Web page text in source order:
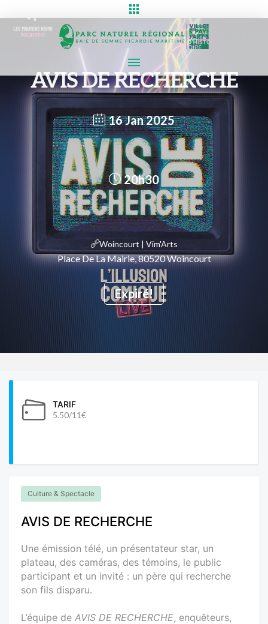
AVIS DE RECHERCHE
16 Jan 2025
Expiré!
20h30
Woincourt | Vim'Arts
Place De La Mairie, 80520 Woincourt
TARIF
5.50/11€
Culture & Spectacle
AVIS DE RECHERCHE
Une émission télé, un présentateur star, un
plateau, des caméras, des témoins, le public
participant et un invité : un père qui recherche
son fils disparu.
L’équipe de AVIS DE RECHERCHE, enquêteurs,